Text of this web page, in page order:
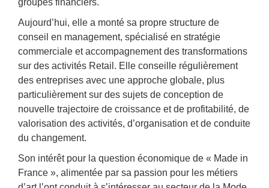
groupes financiers.
Aujourd’hui, elle a monté sa propre structure de
conseil en management, spécialisé en stratégie
commerciale et accompagnement des transformations
sur des activités Retail. Elle conseille régulièrement
des entreprises avec une approche globale, plus
particulièrement sur des sujets de conception de
nouvelle trajectoire de croissance et de profitabilité, de
valorisation des activités, d’organisation et de conduite
du changement.
Son intérêt pour la question économique de « Made in
France », alimentée par sa passion pour les métiers